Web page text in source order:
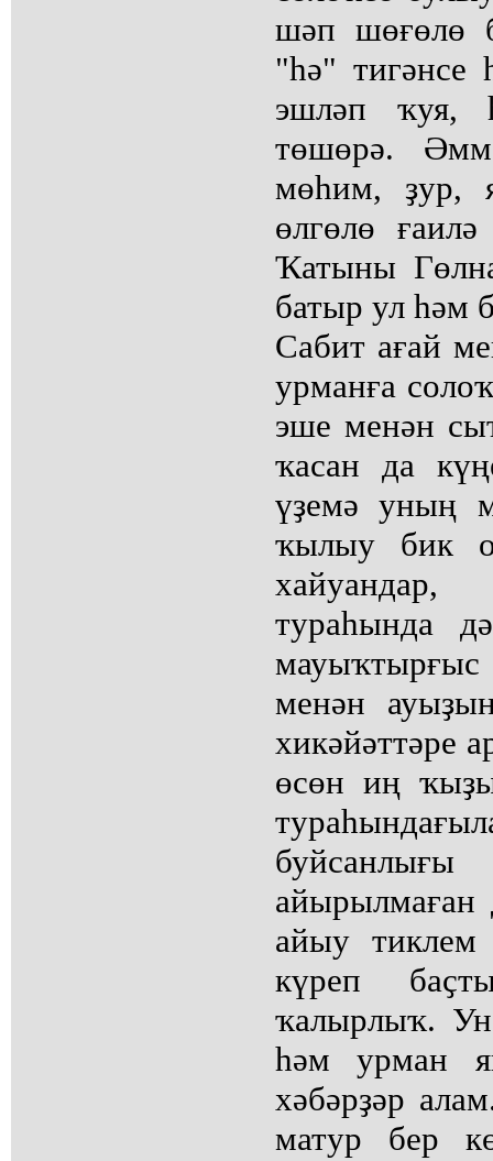
шәп шөғөлө
"һә" тигәнсе
эшләп ҡуя,
төшөрә.
мөһим, ҙур,
өлгөлө
Ҡатыны
батыр ул һәм
Сабит ағай
урманға
эше менән
ҡасан да
үҙемә уның
ҡылыу бик
тураһында
менән
хикәйәттәре
өсөн иң
айырылмаған
айыу
күреп
ҡалырлыҡ.
һәм урман
хәбәрҙәр
матур бер